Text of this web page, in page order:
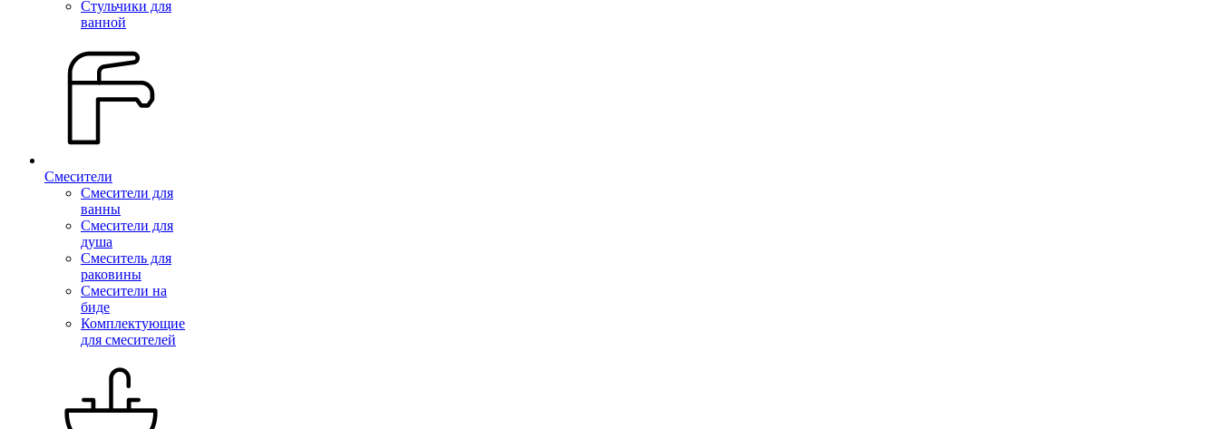
Стульчики для
ванной
Смесители
Смесители для
ванны
Смесители для
душа
Смеситель для
раковины
Смесители на
биде
Комплектующие
для смесителей